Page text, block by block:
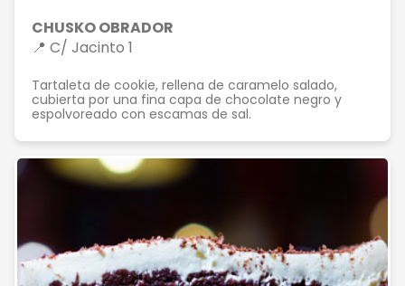
CHUSKO OBRADOR
📍 C/ Jacinto 1
Tartaleta de cookie, rellena de caramelo salado,
cubierta por una fina capa de chocolate negro y
espolvoreado con escamas de sal.